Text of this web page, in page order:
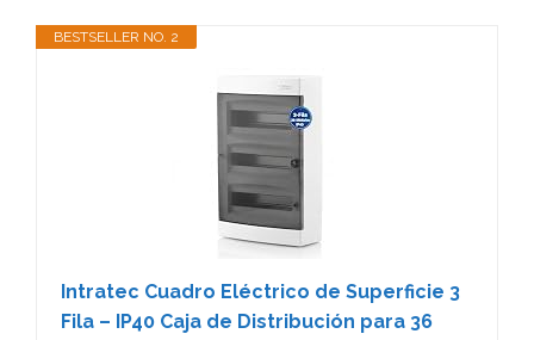
BESTSELLER NO. 2
Intratec Cuadro Eléctrico de Superficie 3
Fila – IP40 Caja de Distribución para 36